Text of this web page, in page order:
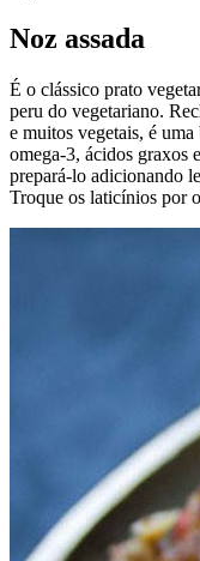
Noz assada
É o clássico prato
peru do vegetariano.
e muitos vegetais, é
omega-3, ácidos graxos
prepará-lo adicionando
Troque os laticínios por